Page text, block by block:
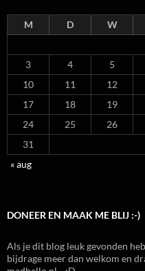
M D W
3
4 5
10
11 12
17
18 19
24
25 26
31
« aug
DONEER EN MAAK ME BLIJ :-)
Als je dit blog leuk gevonden
bijdrage meer dan welkom en